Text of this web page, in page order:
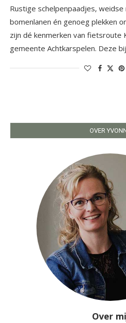
Rustige schelpenpaadjes,
bomenlanen én genoeg plekken
zijn dé kenmerken van fietsroute
gemeente Achtkarspelen. Deze
OVER
Over